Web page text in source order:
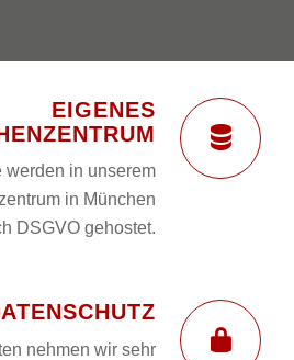
EIGENES
werden in unserem
in München
DSGVO gehostet.
nehmen wir sehr